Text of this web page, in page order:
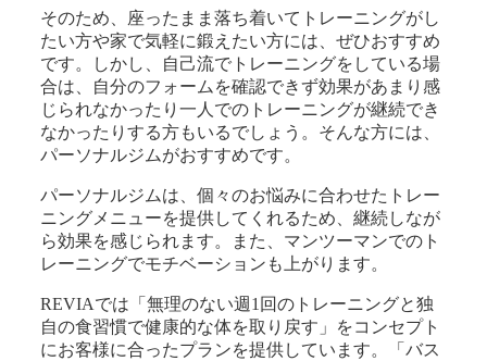
そのため、座ったまま落ち着いてトレーニングがし
たい方や家で気軽に鍛えたい方には、ぜひおすすめ
です。しかし、自己流でトレーニングをしている場
合は、自分のフォームを確認できず効果があまり感
じられなかったり一人でのトレーニングが継続でき
なかったりする方もいるでしょう。そんな方には、
パーソナルジムがおすすめです。
パーソナルジムは、個々のお悩みに合わせたトレー
ニングメニューを提供してくれるため、継続しなが
ら効果を感じられます。また、マンツーマンでのト
レーニングでモチベーションも上がります。
REVIAでは「無理のない週1回のトレーニングと独
自の食習慣で健康的な体を取り戻す」をコンセプト
にお客様に合ったプランを提供しています。「バス